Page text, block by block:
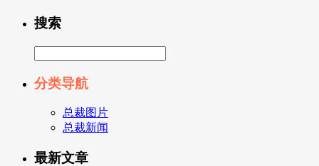
搜索
分类导航
总裁图片
总裁新闻
最新文章